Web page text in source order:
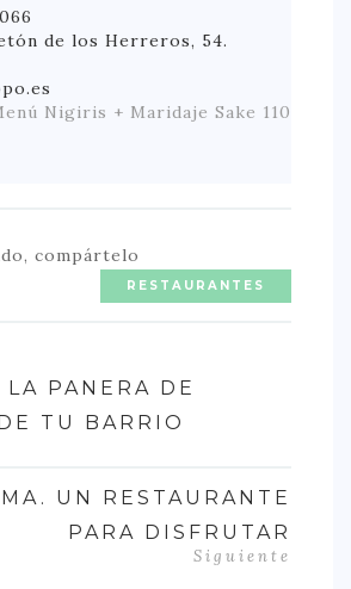
de los Herreros, 54.
Nigiris + Maridaje Sake 110
compártelo
RESTAURANTES
PANERA DE
TU BARRIO
UN RESTAURANTE
PARA DISFRUTAR
Siguiente